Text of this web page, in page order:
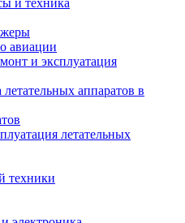
и техника
авиации
и эксплуатация
аппаратов в
летательных
техники